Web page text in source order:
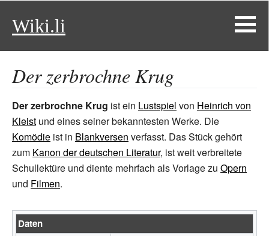
Wiki.li
Der zerbrochne Krug
Der zerbrochne Krug ist ein Lustspiel von Heinrich von
Kleist und eines seiner bekanntesten Werke. Die
Komödie ist in Blankversen verfasst. Das Stück gehört
zum Kanon der deutschen Literatur, ist weit verbreitete
Schullektüre und diente mehrfach als Vorlage zu Opern
und Filmen.
Daten